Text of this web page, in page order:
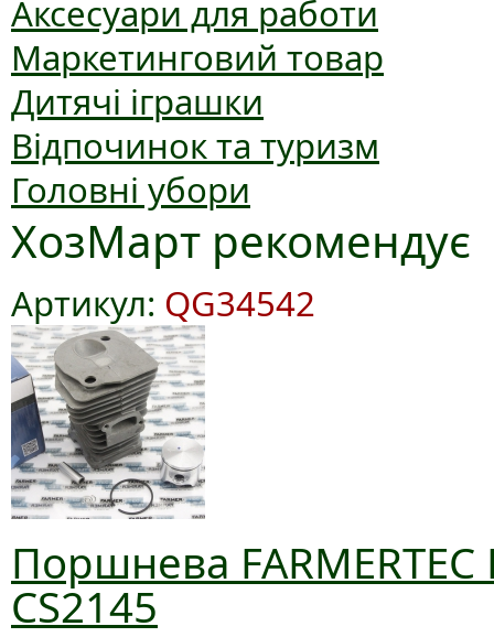
Аксесуари для работи
Маркетинговий товар
Дитячі іграшки
Відпочинок та туризм
Головні убори
ХозМарт рекомендує
Артикул: QG34542
Поршнева
CS2145